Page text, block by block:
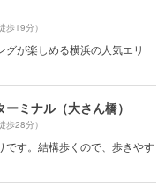
歩19分）
が楽しめる横浜の人気エリ
ミナル（大さん橋）
歩28分）
です。結構歩くので、歩きやす